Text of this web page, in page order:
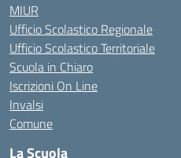
MIUR
Ufficio Scolastico Regionale
Ufficio Scolastico Territoriale
Scuola in Chiaro
Iscrizioni On Line
Invalsi
Comune
La Scuola